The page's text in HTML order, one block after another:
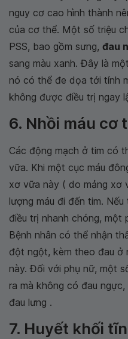
nguy cơ cao hình thành
của cơ thể. Một số triệu
PSS, bao gồm sưng, đau
sang màu xanh. Đây là
nó có thể đe dọa tới tính
không được điều trị ngay
6. Nhồi máu cơ
Các động mạch ở tim có
vữa. Khi một cục máu
xơ vữa này ( do mảng xơ
lượng máu đi đến tim.
điều trị nhanh chóng, một
Bệnh nhân có thể nhận
đột ngột, kèm theo đau ở
này. Đối với phụ nữ, một
ra mà không có đau
đau lưng .
7. Huyết khối